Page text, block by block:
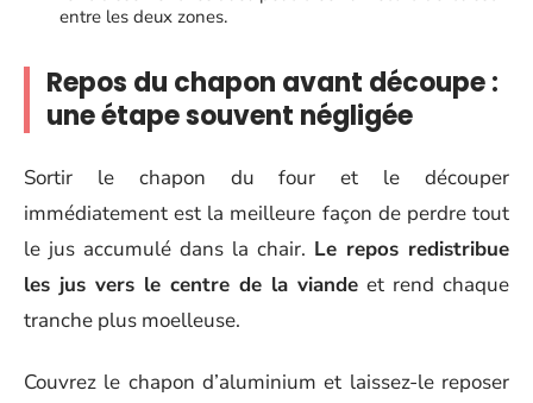
entre les deux zones.
Repos du chapon avant découpe :
une étape souvent négligée
Sortir le chapon du four et le découper
immédiatement est la meilleure façon de perdre tout
le jus accumulé dans la chair. Le repos redistribue
les jus vers le centre de la viande et rend chaque
tranche plus moelleuse.
Couvrez le chapon d’aluminium et laissez-le reposer